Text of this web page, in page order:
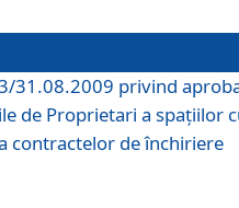
31.08.2009 privind
de Proprietari a spațiilor
contractelor de închiriere